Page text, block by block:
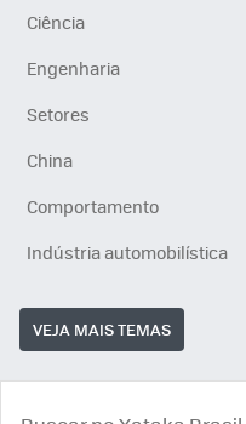
Ciência
Engenharia
Setores
China
Comportamento
Indústria automobilística
VEJA MAIS TEMAS